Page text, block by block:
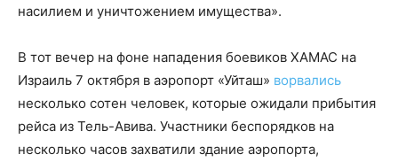
насилием и уничтожением имущества».
В тот вечер на фоне нападения боевиков ХАМАС на
Израиль 7 октября в аэропорт «Уйташ» ворвались
несколько сотен человек, которые ожидали прибытия
рейса из Тель-Авива. Участники беспорядков на
несколько часов захватили здание аэропорта,